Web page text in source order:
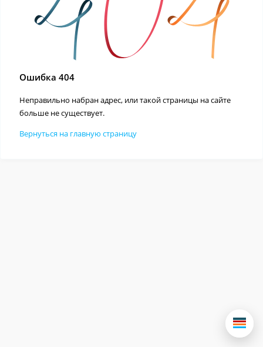
Ошибка 404
Неправильно набран адрес, или такой страницы на сайте
больше не существует.
Вернуться на главную страницу